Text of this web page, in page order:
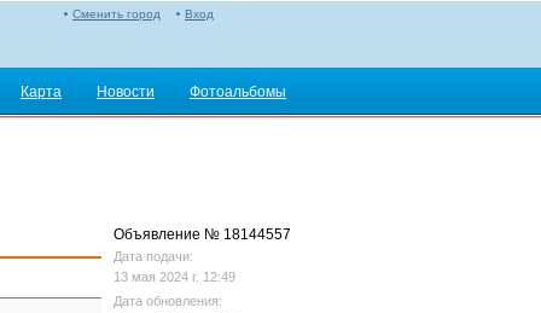
Вход
Сменить город
Карта Новости Фотоальбомы
Объявление № 18144557
Дата подачи:
13 мая 2024 г. 12:49
Дата обновления: